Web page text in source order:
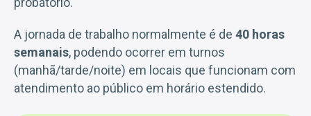
A jornada de trabalho normalmente é de 40 horas
semanais, podendo ocorrer em turnos
(manhã/tarde/noite) em locais que funcionam com
atendimento ao público em horário estendido.